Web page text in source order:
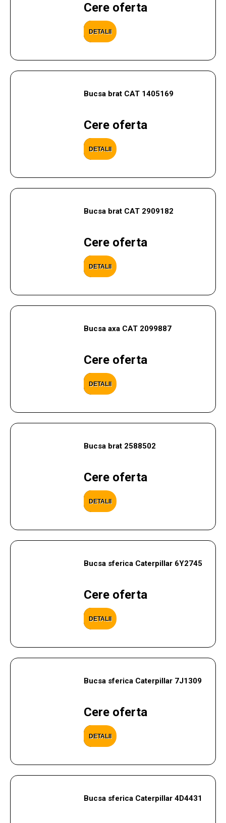
Cere oferta
DETALII
Bucsa brat CAT 1405169
Cere oferta
DETALII
Bucsa brat CAT 2909182
Cere oferta
DETALII
Bucsa axa CAT 2099887
Cere oferta
DETALII
Bucsa brat 2588502
Cere oferta
DETALII
Bucsa sferica Caterpillar 6Y2745
Cere oferta
DETALII
Bucsa sferica Caterpillar 7J1309
Cere oferta
DETALII
Bucsa sferica Caterpillar 4D4431